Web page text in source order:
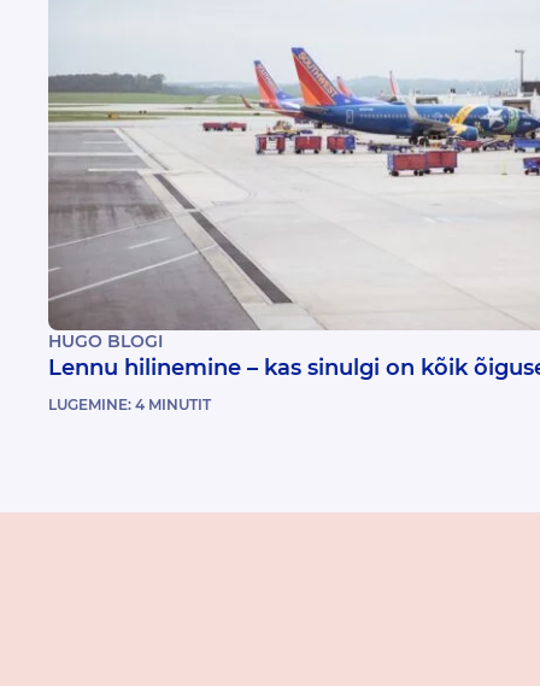
HUGO BLOGI
Lennu hilinemine – kas sinulgi on kõik
LUGEMINE: 4 MINUTIT